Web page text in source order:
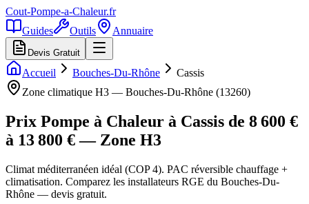
Cout-Pompe-a-Chaleur.fr
Guides
Outils Annuaire
Devis Gratuit
Accueil Bouches-Du-Rhône
Cassis
Zone climatique H3 — Bouches-Du-Rhône (13260)
Prix Pompe à Chaleur à Cassis de 8 600 €
à 13 800 € — Zone H3
Climat méditerranéen idéal (COP 4). PAC réversible chauffage +
climatisation. Comparez les installateurs RGE du Bouches-Du-
Rhône — devis gratuit.